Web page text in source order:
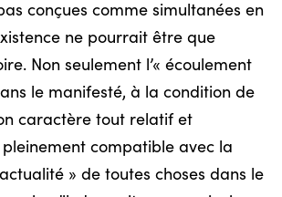
conçues comme simultanées en
ne pourrait être que
Non seulement l’« écoulement
le manifesté, à la condition de
caractère tout relatif et
compatible avec la
» de toutes choses dans le